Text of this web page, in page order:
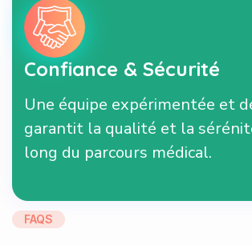
Confiance & Sécurité
Une équipe expérimentée et
garantit la qualité et la
long du parcours médical.
FAQS